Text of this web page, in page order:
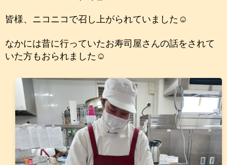
皆様、ニコニコで召し上がられていました☺
なかには昔に行っていたお寿司屋さんの話をされて
いた方もおられました☺